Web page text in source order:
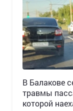
В Балакове
травмы
которой